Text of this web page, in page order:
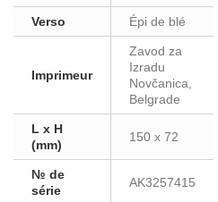
Verso Épi de blé
Imprimeur
Zavod za
Izradu
Novčanica,
Belgrade
L x H
(mm)
150 x 72
№ de
série
AK3257415